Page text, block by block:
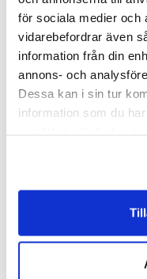
för sociala medier och
vidarebefordrar även
information från din
annons- och
Dessa kan i sin tur
information som du
Mildtvål DAX 5000 ml
DAX Mildtvål är
användning och rengör
den återfuktar huden.
Miljömärkning:
pH-värde ca 5.
huden exponeras för
och varmt vatten är det